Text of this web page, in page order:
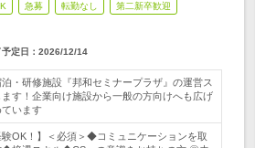
急募 転勤なし 第二新卒歓迎
定日： 2026/12/14
・研修施設『邦和セミナープラザ』の運営ス
す！企業向け施設から一般の方向けへも広げ
います
験OK！】＜必須＞◆コミュニケーションを取